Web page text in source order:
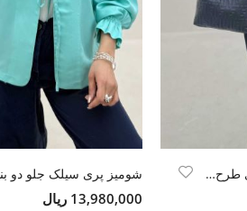
شومیز مینیمال حریر شیشه ای طرح محو شومیز پری سیلک جلو دو
13,980,000 ریال